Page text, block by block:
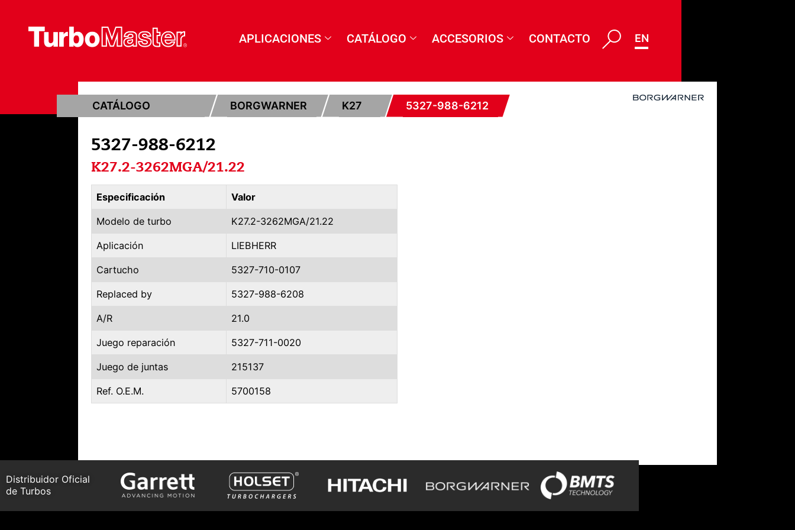
APLICACIONES CATÁLOGO ACCESORIOS CONTACTO ENG
CATÁLOGO BORGWARNER K27 5327-988-6212
5327-988-6212
K27.2-3262MGA/21.22
Especificación Valor
Modelo de turbo K27.2-3262MGA/21.22
Aplicación LIEBHERR
Cartucho 5327-710-0107
Replaced by 5327-988-6208
A/R 21.0
Juego reparación 5327-711-0020
Juego de juntas 215137
Ref. O.E.M. 5700158
Distribuidor Oficial
de Turbos